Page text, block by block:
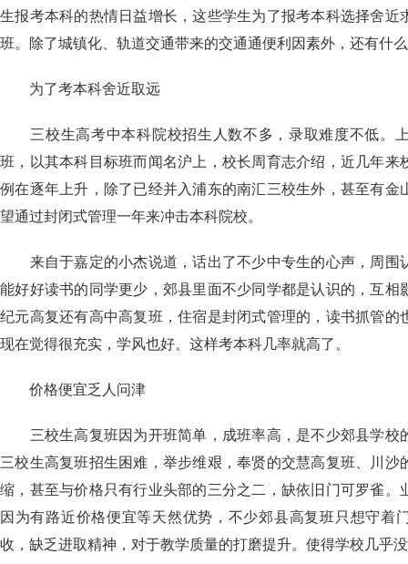
生报考本科的热情日益增长，这些学生为了报考本科选择舍近
班。除了城镇化、轨道交通带来的交通通便利因素外，还有什
为了考本科舍近取远
三校生高考中本科院校招生人数不多，录取难度不低。
班，以其本科目标班而闻名沪上，校长周育志介绍，近几年来
例在逐年上升，除了已经并入浦东的南汇三校生外，甚至有金
望通过封闭式管理一年来冲击本科院校。
来自于嘉定的小杰说道，话出了不少中专生的心声，周围
能好好读书的同学更少，郊县里面不少同学都是认识的，互相
纪元高复还有高中高复班，住宿是封闭式管理的，读书抓管的
现在觉得很充实，学风也好。这样考本科几率就高了。
价格便宜乏人问津
三校生高复班因为开班简单，成班率高，是不少郊县学校
三校生高复班招生困难，举步维艰，奉贤的交慧高复班、川沙
缩，甚至与价格只有行业头部的三分之二，缺依旧门可罗雀。
因为有路近价格便宜等天然优势，不少郊县高复班只想守着
收，缺乏进取精神，对于教学质量的打磨提升。使得学校几乎